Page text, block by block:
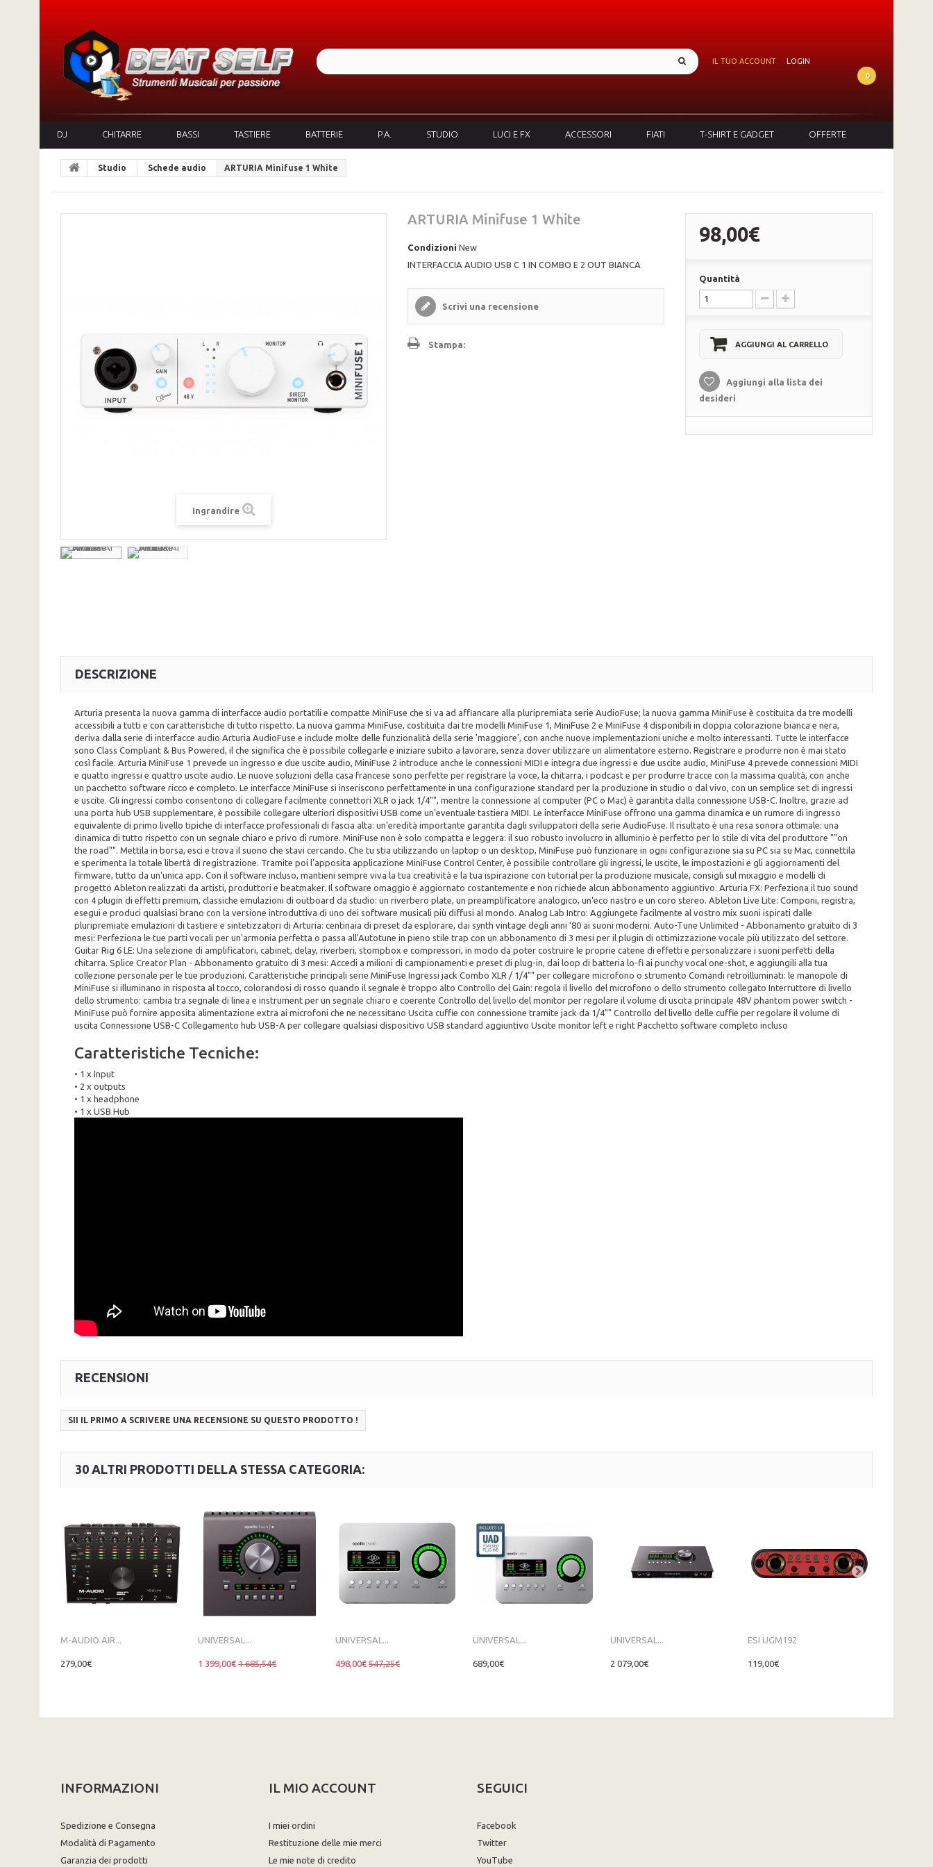
IL TUO ACCOUNT
LOGIN
0
DJ CHITARRE BASSI TASTIERE BATTERIE P.A. STUDIO LUCI E FX ACCESSORI FIATI T-SHIRT E GADGET OFFERTE
Studio Schede audio ARTURIA Minifuse 1 White
Ingrandire
ARTURIA Minifuse 1 White
Condizioni New
INTERFACCIA AUDIO USB C 1 IN COMBO E 2 OUT BIANCA
Scrivi una recensione
Stampa:
98,00€
Quantità
AGGIUNGI AL CARRELLO
Aggiungi alla lista dei
desideri
DESCRIZIONE
Arturia presenta la nuova gamma di interfacce audio portatili e compatte MiniFuse che si va ad affiancare alla pluripremiata serie AudioFuse; la nuova gamma MiniFuse è costituita da tre modelli
accessibili a tutti e con caratteristiche di tutto rispetto. La nuova gamma MiniFuse, costituita dai tre modelli MiniFuse 1, MiniFuse 2 e MiniFuse 4 disponibili in doppia colorazione bianca e nera,
deriva dalla serie di interfacce audio Arturia AudioFuse e include molte delle funzionalità della serie 'maggiore', con anche nuove implementazioni uniche e molto interessanti. Tutte le interfacce
sono Class Compliant & Bus Powered, il che significa che è possibile collegarle e iniziare subito a lavorare, senza dover utilizzare un alimentatore esterno. Registrare e produrre non è mai stato
così facile. Arturia MiniFuse 1 prevede un ingresso e due uscite audio, MiniFuse 2 introduce anche le connessioni MIDI e integra due ingressi e due uscite audio, MiniFuse 4 prevede connessioni MIDI
e quatto ingressi e quattro uscite audio. Le nuove soluzioni della casa francese sono perfette per registrare la voce, la chitarra, i podcast e per produrre tracce con la massima qualità, con anche
un pacchetto software ricco e completo. Le interfacce MiniFuse si inseriscono perfettamente in una configurazione standard per la produzione in studio o dal vivo, con un semplice set di ingressi
e uscite. Gli ingressi combo consentono di collegare facilmente connettori XLR o jack 1/4"", mentre la connessione al computer (PC o Mac) è garantita dalla connessione USB-C. Inoltre, grazie ad
una porta hub USB supplementare, è possibile collegare ulteriori dispositivi USB come un'eventuale tastiera MIDI. Le interfacce MiniFuse offrono una gamma dinamica e un rumore di ingresso
equivalente di primo livello tipiche di interfacce professionali di fascia alta: un'eredità importante garantita dagli sviluppatori della serie AudioFuse. Il risultato è una resa sonora ottimale: una
dinamica di tutto rispetto con un segnale chiaro e privo di rumore. MiniFuse non è solo compatta e leggera: il suo robusto involucro in alluminio è perfetto per lo stile di vita del produttore ""on
the road"". Mettila in borsa, esci e trova il suono che stavi cercando. Che tu stia utilizzando un laptop o un desktop, MiniFuse può funzionare in ogni configurazione sia su PC sia su Mac, connettila
e sperimenta la totale libertà di registrazione. Tramite poi l'apposita applicazione MiniFuse Control Center, è possibile controllare gli ingressi, le uscite, le impostazioni e gli aggiornamenti del
firmware, tutto da un'unica app. Con il software incluso, mantieni sempre viva la tua creatività e la tua ispirazione con tutorial per la produzione musicale, consigli sul mixaggio e modelli di
progetto Ableton realizzati da artisti, produttori e beatmaker. Il software omaggio è aggiornato costantemente e non richiede alcun abbonamento aggiuntivo. Arturia FX: Perfeziona il tuo sound
con 4 plugin di effetti premium, classiche emulazioni di outboard da studio: un riverbero plate, un preamplificatore analogico, un'eco nastro e un coro stereo. Ableton Live Lite: Componi, registra,
esegui e produci qualsiasi brano con la versione introduttiva di uno dei software musicali più diffusi al mondo. Analog Lab Intro: Aggiungete facilmente al vostro mix suoni ispirati dalle
pluripremiate emulazioni di tastiere e sintetizzatori di Arturia: centinaia di preset da esplorare, dai synth vintage degli anni '80 ai suoni moderni. Auto-Tune Unlimited - Abbonamento gratuito di 3
mesi: Perfeziona le tue parti vocali per un'armonia perfetta o passa all'Autotune in pieno stile trap con un abbonamento di 3 mesi per il plugin di ottimizzazione vocale più utilizzato del settore.
Guitar Rig 6 LE: Una selezione di amplificatori, cabinet, delay, riverberi, stompbox e compressori, in modo da poter costruire le proprie catene di effetti e personalizzare i suoni perfetti della
chitarra. Splice Creator Plan - Abbonamento gratuito di 3 mesi: Accedi a milioni di campionamenti e preset di plug-in, dai loop di batteria lo-fi ai punchy vocal one-shot, e aggiungili alla tua
collezione personale per le tue produzioni. Caratteristiche principali serie MiniFuse Ingressi jack Combo XLR / 1/4"" per collegare microfono o strumento Comandi retroilluminati: le manopole di
MiniFuse si illuminano in risposta al tocco, colorandosi di rosso quando il segnale è troppo alto Controllo del Gain: regola il livello del microfono o dello strumento collegato Interruttore di livello
dello strumento: cambia tra segnale di linea e instrument per un segnale chiaro e coerente Controllo del livello del monitor per regolare il volume di uscita principale 48V phantom power switch -
MiniFuse può fornire apposita alimentazione extra ai microfoni che ne necessitano Uscita cuffie con connessione tramite jack da 1/4"" Controllo del livello delle cuffie per regolare il volume di
uscita Connessione USB-C Collegamento hub USB-A per collegare qualsiasi dispositivo USB standard aggiuntivo Uscite monitor left e right Pacchetto software completo incluso
Caratteristiche Tecniche:
• 1 x Input
• 2 x outputs
• 1 x headphone
• 1 x USB Hub
RECENSIONI
SII IL PRIMO A SCRIVERE UNA RECENSIONE SU QUESTO PRODOTTO !
30 ALTRI PRODOTTI DELLA STESSA CATEGORIA:
M-AUDIO AIR...
279,00€
UNIVERSAL...
1 399,00€ 1 685,54€
UNIVERSAL...
498,00€ 547,25€
UNIVERSAL...
689,00€
UNIVERSAL...
2 079,00€
ESI UGM192
119,00€
INFORMAZIONI
Spedizione e Consegna
Modalità di Pagamento
Garanzia dei prodotti
IL MIO ACCOUNT
I miei ordini
Restituzione delle mie merci
Le mie note di credito
SEGUICI
Facebook
Twitter
YouTube